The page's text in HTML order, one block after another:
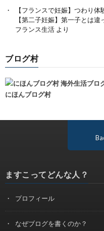
【フランスで妊娠】つわり
【第二子妊娠】第一子とは
フランス生活 より
ブログ村
にほんブログ村
ますこってどんな人？
プロフィール
なぜブログを書くのか？